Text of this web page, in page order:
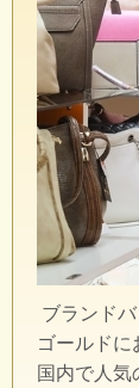
ブランド
ゴールドに
国内で人気